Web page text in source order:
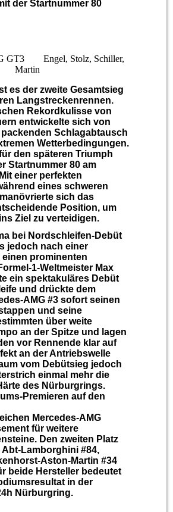
der Startnummer 80
GT3 Engel, Stolz, Schiller,
Martin
es der zweite Gesamtsieg
Langstreckenrennen.
Rekordkulisse von
entwickelte sich von
Schlagabtausch
Wetterbedingungen.
den späteren Triumph
Startnummer 80 am
einer perfekten
eines schweren
sich das
Position, um
Ziel zu verteidigen.
bei Nordschleifen-Debüt
jedoch nach einer
prominenten
1-Weltmeister Max
ein spektakuläres Debüt
und drückte dem
AMG #3 sofort seinen
und seine
über weite
an der Spitze und lagen
vor Rennende klar auf
an der Antriebswelle
vom Debütsieg jedoch
einmal mehr die
des Nürburgrings.
Premieren auf den
Mercedes-AMG
für weitere
Den zweiten Platz
Lamborghini #84,
Aston-Martin #34
beide Hersteller bedeutet
in der
Nürburgring.